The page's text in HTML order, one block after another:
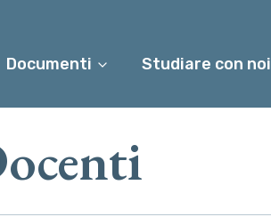
Documenti Studiare con noi